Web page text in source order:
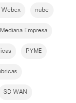
Webex nube
Empresa
PYME
SD WAN